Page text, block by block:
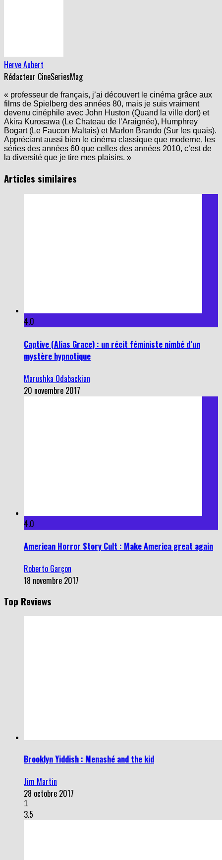
Herve Aubert
Rédacteur CineSeriesMag
« professeur de français, j’ai découvert le cinéma grâce aux
films de Spielberg des années 80, mais je suis vraiment
devenu cinéphile avec John Huston (Quand la ville dort) et
Akira Kurosawa (Le Chateau de l’Araignée), Humphrey
Bogart (Le Faucon Maltais) et Marlon Brando (Sur les quais).
Appréciant aussi bien le cinéma classique que moderne, les
séries des années 60 que celles des années 2010, c’est de
la diversité que je tire mes plaisirs. »
Articles similaires
4.0
Captive (Alias Grace) : un récit féministe nimbé d’un
mystère hypnotique
Marushka Odabackian
20 novembre 2017
4.0
American Horror Story Cult : Make America great again
Roberto Garçon
18 novembre 2017
Top Reviews
Brooklyn Yiddish : Menashé and the kid
Jim Martin
28 octobre 2017
1
3.5